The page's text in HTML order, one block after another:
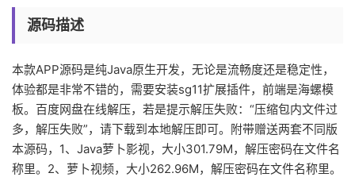
源码描述
本款APP源码是纯Java原生开发，无论是流畅度还是稳定性，
体验都是非常不错的，需要安装sg11扩展插件，前端是海螺模
板。百度网盘在线解压，若是提示解压失败：“压缩包内文件过
多，解压失败”，请下载到本地解压即可。附带赠送两套不同版
本源码，1、Java萝卜影视，大小301.79M，解压密码在文件名
称里。2、萝卜视频，大小262.96M，解压密码在文件名称里。